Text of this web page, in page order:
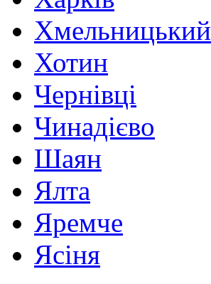
Хмельницький
Хотин
Чернівці
Чинадієво
Шаян
Ялта
Яремче
Ясіня